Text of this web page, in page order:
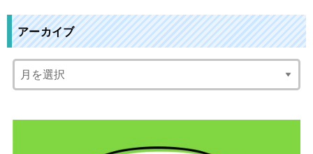
アーカイブ